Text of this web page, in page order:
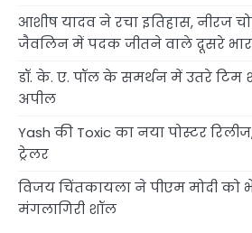
आशीष यादव ने रचा इतिहास, नीरज
जैवलिन में पदक जीतने वाले दूसरे
डॉ. के. ए. पॉल के समर्थन में उतरे टिम
अपील
Yash की Toxic का नया पोस्टर
ट्रेलर
विजय चिंतकायला ने पीएम मोदी को
मंगलागिरी शॉल